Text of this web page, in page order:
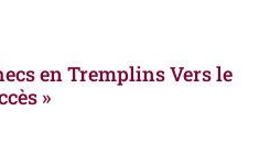
en Tremplins Vers le
»